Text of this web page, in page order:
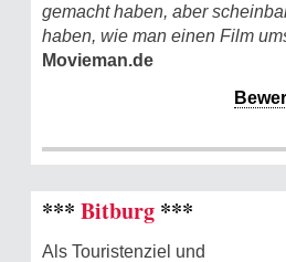
gemacht haben, aber
haben, wie man einen Film
Movieman.de
*** Bitburg ***
Als Touristenziel und